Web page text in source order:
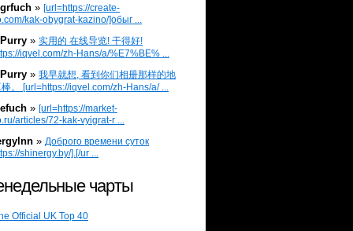
» [url=https://create-
kak-obygrat-kazino/]обыг ...
» 实用的 在线导览! 干得好!
iqvel.com/zh-Hans/a/%E7%BE% ...
» 我早就想, 看到你们相册那样的地
。 [url=https://iqvel.com/zh-Hans/a/ ...
» [url=https://market-
articles/72-kak-vyigrat-r ...
» Доброго времени суток
shinergy.by/].[/ur ...
чарты
Official UK Top 40